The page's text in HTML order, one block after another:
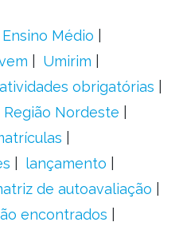
Médio
Umirim
atividades obrigatórias
Região Nordeste
lançamento
de autoavaliação
encontrados